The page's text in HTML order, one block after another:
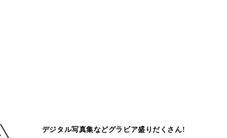
デジタル写真集などグラビア盛りだくさん!